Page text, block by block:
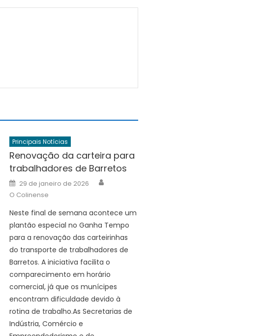
Principais Notícias
Renovação da carteira para
trabalhadores de Barretos
Posted
on
29 de janeiro de 2026
O Colinense
Neste final de semana acontece um
plantão especial no Ganha Tempo
para a renovação das carteirinhas
do transporte de trabalhadores de
Barretos. A iniciativa facilita o
comparecimento em horário
comercial, já que os munícipes
encontram dificuldade devido à
rotina de trabalho.As Secretarias de
Indústria, Comércio e